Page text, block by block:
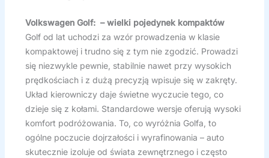
Volkswagen Golf: – wielki pojedynek kompaktów
Golf od lat uchodzi za wzór prowadzenia w klasie
kompaktowej i trudno się z tym nie zgodzić. Prowadzi
się niezwykle pewnie, stabilnie nawet przy wysokich
prędkościach i z dużą precyzją wpisuje się w zakręty.
Układ kierowniczy daje świetne wyczucie tego, co
dzieje się z kołami. Standardowe wersje oferują wysoki
komfort podróżowania. To, co wyróżnia Golfa, to
ogólne poczucie dojrzałości i wyrafinowania – auto
skutecznie izoluje od świata zewnętrznego i często